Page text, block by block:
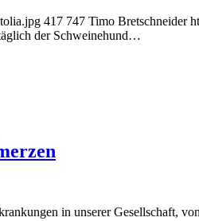
417 747 Timo Bretschneider
der Schweinehund…
in unserer Gesellschaft,